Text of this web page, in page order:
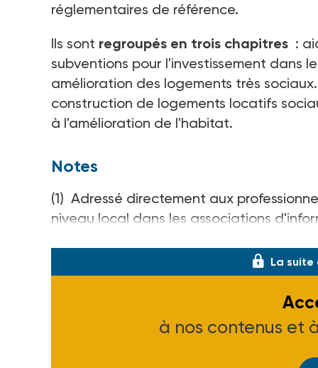
réglementaires de référence.
Ils sont regroupés en trois chapitres :
subventions pour l'investissement dans
amélioration des logements très
construction de logements locatifs
à l'amélioration de l'habitat.
Notes
(1) Adressé directement aux
niveau local dans les associations
La suite
à nos contenus et